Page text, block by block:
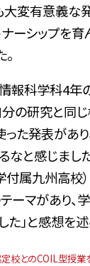
大変有意義な
ーシップを育
報科学科4年
の研究と同
た発表があ
と感じまし
付属九州高校
ーマがあり、
」と感想を述
校とのCOIL型授業